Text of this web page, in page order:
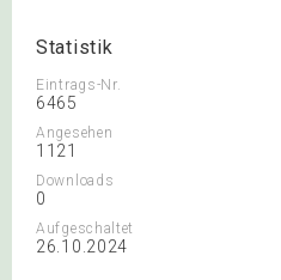
Statistik
Eintrags-Nr.
6465
Angesehen
1121
Downloads
0
Aufgeschaltet
26.10.2024